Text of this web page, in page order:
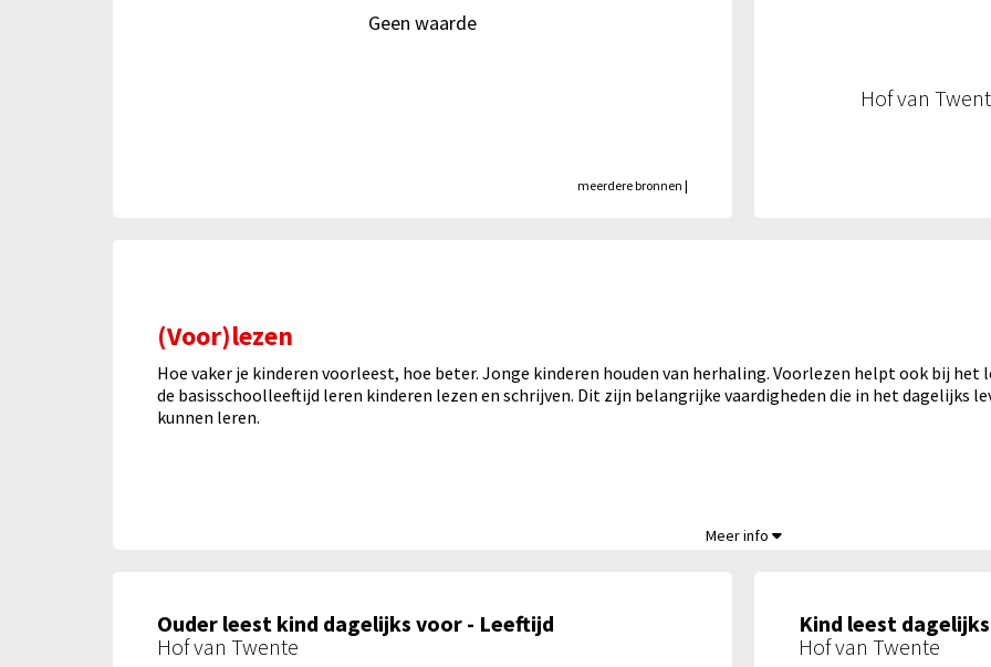
Geen waarde
meerdere bronnen |
Hof van
(Voor)lezen
Hoe vaker je kinderen voorleest, hoe beter. Jonge kinderen houden van herhaling. Voorlezen helpt ook bij
de basisschoolleeftijd leren kinderen lezen en schrijven. Dit zijn belangrijke vaardigheden die in het dagelijks
kunnen leren.
,Meer info
Ouder leest kind dagelijks voor - Leeftijd
Hof van Twente
Kind leest
Hof van Twente